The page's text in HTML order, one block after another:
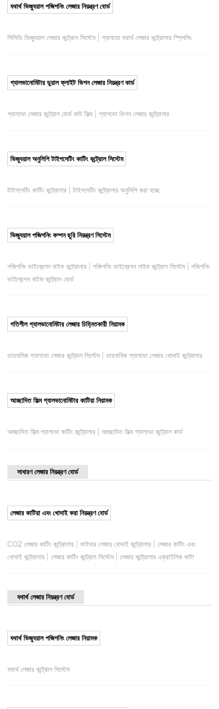
যথার্থ ভিজ্যুয়াল পজিশনিং লেজার নিয়ন্ত্রণ বোর্ড
সিসিডি ভিজ্যুয়াল লেজার কন্ট্রোল সিস্টেম| গ্যালভো যথার্থ লেজার কন্ট্রোলার স্প্লিসিং
গ্যালভানোমিটার ডুয়াল ফ্লাইট ভিশন লেজার নিয়ন্ত্রণ কার্ড
গ্যালভো লেজার কন্ট্রোল বোর্ড কাট ফিল্ম| গ্যালভো ভিশন লেজার কন্ট্রোলার
ভিজ্যুয়াল অনুলিপি টাইপসেটিং কাটিং কন্ট্রোল সিস্টেম
টাইপসেটিং কাটিং কন্ট্রোলার |টাইপসেটিং কন্ট্রোলার অনুলিপি করা হচ্ছে
ভিজ্যুয়াল পজিশনিং কম্পন ছুরি নিয়ন্ত্রণ সিস্টেম
পজিশনিং ভাইব্রেশন নাইফ কন্ট্রোলার পজিশনিং ভাইব্রেশন নাইফ কন্ট্রোল সিস্টেম| পজিশনিং
ভাইব্রেশন নাইফ কন্ট্রোল বোর্ড
গতিশীল গ্যালভানোমিটার লেজার চিহ্নিতকারী নিয়ামক
ডায়নামিক গ্যালভো লেজার কন্ট্রোল সিস্টেম| ডায়নামিক গ্যালভো লেজার খোদাই কন্ট্রোলার
আচ্ছাদিত ফিল্ম গ্যালভানোমিটার কাটিয়া নিয়ামক
আচ্ছাদিত ফিল্ম গ্যালভো কাটিং কন্ট্রোলার আচ্ছাদিত ফিল্ম গ্যালভো কন্ট্রোল কার্ড
সাধারণ লেজার নিয়ন্ত্রণ বোর্ড
লেজার কাটিয়া এবং খোদাই করা নিয়ন্ত্রণ বোর্ড
CO2 লেজার কাটিং কন্ট্রোলার ফাইবার লেজার খোদাই কন্ট্রোলার
লেজার কাটিং এবং
খোদাই কন্ট্রোলার
লেজার কাটিং কন্ট্রোল সিস্টেম| লেজার কন্ট্রোলার এক্রাইলিক কাটা
যথার্থ লেজার নিয়ন্ত্রণ বোর্ড
যথার্থ ভিজ্যুয়াল পজিশনিং লেজার নিয়ামক
যথার্থ লেজার কন্ট্রোল সিস্টেম